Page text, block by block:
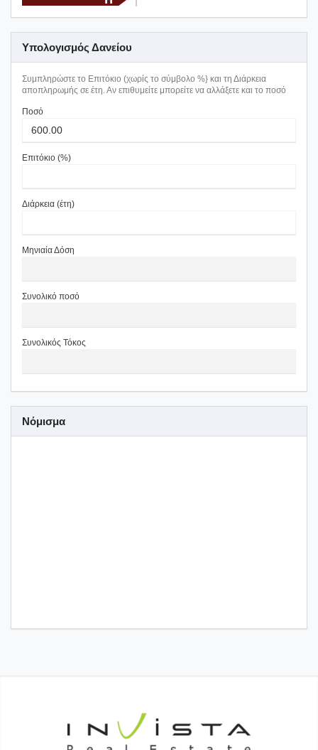
Υπολογισμός Δανείου
Συμπληρώστε το Επιτόκιο (χωρίς το σύμβολο %} και τη Διάρκεια
αποπληρωμής σε έτη. Αν επιθυμείτε μπορείτε να αλλάξετε και το ποσό
Ποσό
Επιτόκιο (%)
Διάρκεια (έτη)
Μηνιαία Δόση
Συνολικό ποσό
Συνολικός Τόκος
Νόμισμα